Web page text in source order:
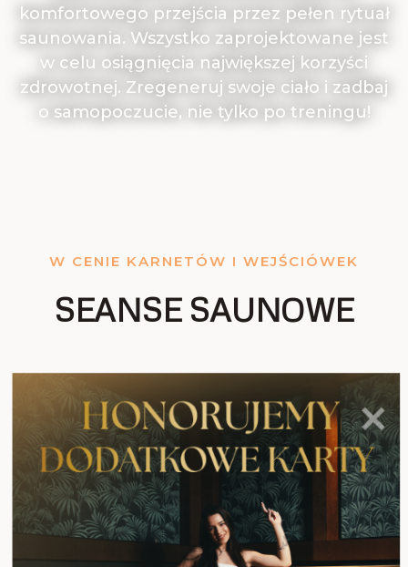
komfortowego przejścia przez pełen rytuał
saunowania. Wszystko zaprojektowane jest
w celu osiągnięcia największej korzyści
zdrowotnej. Zregeneruj swoje ciało i zadbaj
o samopoczucie, nie tylko po treningu!
SEANSE SAUNOWE
W CENIE KARNETÓW I WEJŚCIÓWEK
WEJŚCIÓWKI, JAK I KARNETU,
BĘDZIECIE MIELI MOŻLIWOŚĆ
SKORZYSTANIA Z NASZYCH SEANSÓW
SAUNOWYCH, PROWADZONYCH
PRZEZ CERTYFIKOWANYCH
SAUNAMISTRZÓW!